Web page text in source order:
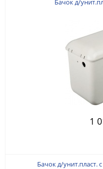
1
Бачок д/унит.пласт.